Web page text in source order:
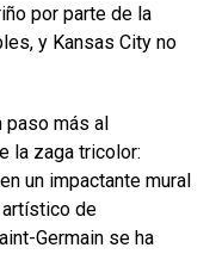
por parte de la
y Kansas City no
paso más al
la zaga tricolor:
un impactante mural
artístico de
Germain se ha